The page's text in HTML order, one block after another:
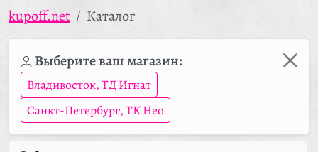
kupoff.net Каталог
Выберите ваш магазин:
Владивосток, ТД Игнат
Санкт-Петербург, ТК Нео